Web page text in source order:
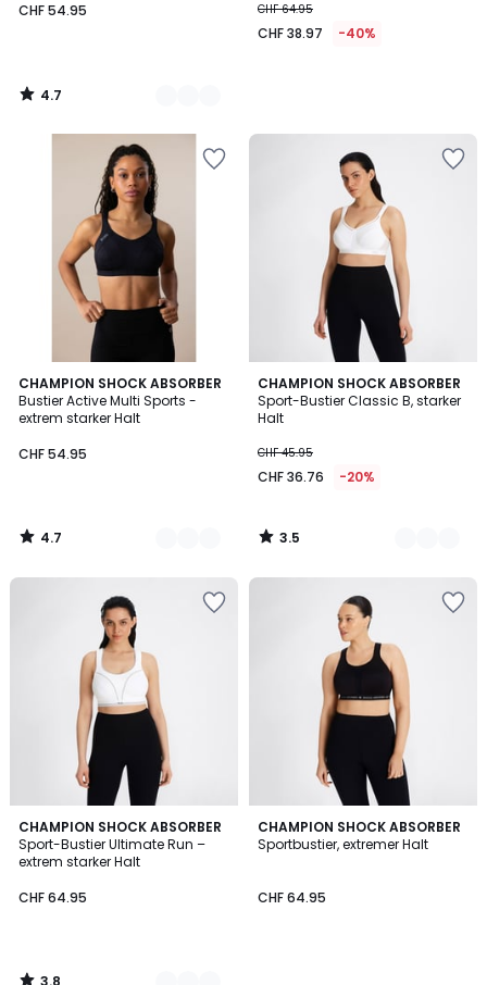
54.95.
CHF 54.95
4.7
/
CHF 64.95
CHF 38.97 -40%
CHAMPION SHOCK ABSORBER
Bustier Active Multi Sports -
extrem starker Halt
CHF 54.95
4.7
/ 5
2
Farben
4.7
/
CHAMPION SHOCK ABSORBER
Sport-Bustier Classic B, starker
Halt
CHF 45.95
CHF 36.76 -20%
3.5
/ 5
2
Farben
3.5
/
CHAMPION SHOCK ABSORBER
Sport-Bustier Ultimate Run –
extrem starker Halt
CHF 64.95
3.8
/ 5
2
Farben
3.8
CHAMPION SHOCK ABSORBER
Sportbustier, extremer Halt
CHF 64.95